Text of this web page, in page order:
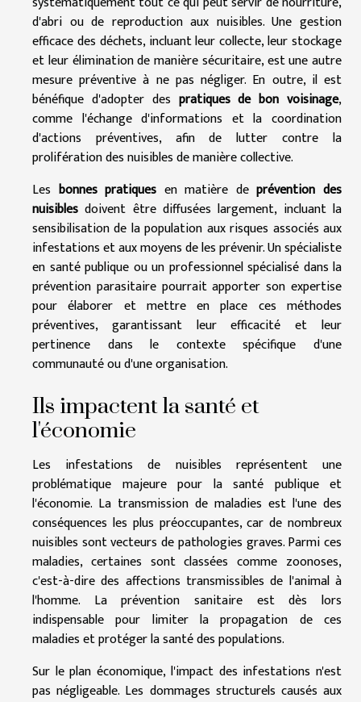
d'abri ou de reproduction aux nuisibles. Une gestion
efficace des déchets, incluant leur collecte, leur stockage
et leur élimination de manière sécuritaire, est une autre
mesure préventive à ne pas négliger. En outre, il est
bénéfique d'adopter des pratiques de bon voisinage,
comme l'échange d'informations et la coordination
d'actions préventives, afin de lutter contre la
prolifération des nuisibles de manière collective.
Les bonnes pratiques en matière deprévention des
nuisibles doivent être diffusées largement, incluant la
sensibilisation de la population aux risques associés aux
infestations et aux moyens de les prévenir. Un spécialiste
en santé publique ou un professionnel spécialisé dans la
prévention parasitaire pourrait apporter son expertise
pour élaborer et mettre en place ces méthodes
préventives, garantissant leur efficacité et leur
pertinence dans le contexte spécifique d'une
communauté ou d'une organisation.
Ils impactent la santé et
l'économie
Les infestations de nuisibles représentent une
problématique majeure pour la santé publique et
l'économie. La transmission de maladies est l'une des
conséquences les plus préoccupantes, car de nombreux
nuisibles sont vecteurs de pathologies graves. Parmi ces
maladies, certaines sont classées comme zoonoses,
c'est-à-dire des affections transmissibles de l'animal à
l'homme. La prévention sanitaire est dès lors
indispensable pour limiter la propagation de ces
maladies et protéger la santé des populations.
Sur le plan économique, l'impact des infestations n'est
pas négligeable. Les dommages structurels causés aux